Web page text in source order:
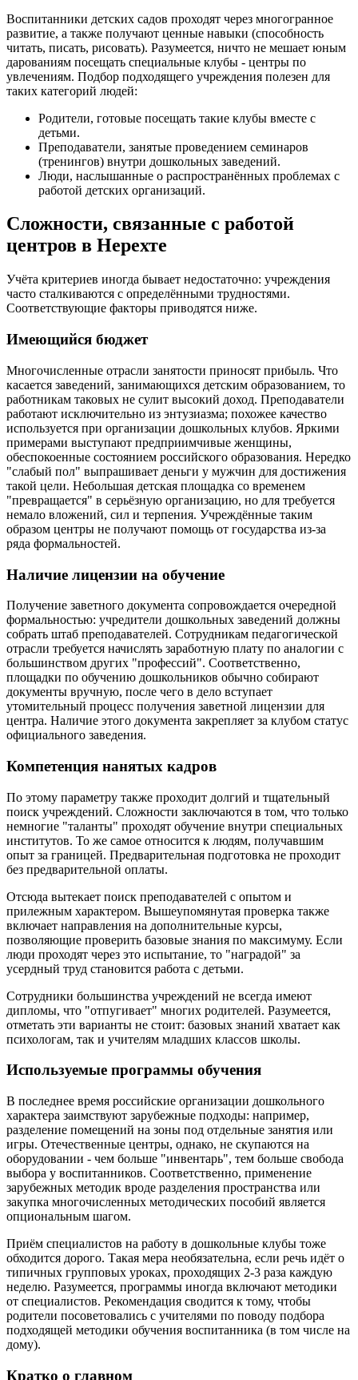
Воспитанники детских садов проходят через многогранное
развитие, а также получают ценные навыки (способность
читать, писать, рисовать). Разумеется, ничто не мешает юным
дарованиям посещать специальные клубы - центры по
увлечениям. Подбор подходящего учреждения полезен для
таких категорий людей:
Родители, готовые посещать такие клубы вместе с
детьми.
Преподаватели, занятые проведением семинаров
(тренингов) внутри дошкольных заведений.
Люди, наслышанные о распространённых проблемах с
работой детских организаций.
Сложности, связанные с работой
центров в Нерехте
Учёта критериев иногда бывает недостаточно: учреждения
часто сталкиваются с определёнными трудностями.
Соответствующие факторы приводятся ниже.
Имеющийся бюджет
Многочисленные отрасли занятости приносят прибыль. Что
касается заведений, занимающихся детским образованием, то
работникам таковых не сулит высокий доход. Преподаватели
работают исключительно из энтузиазма; похожее качество
используется при организации дошкольных клубов. Яркими
примерами выступают предприимчивые женщины,
обеспокоенные состоянием российского образования. Нередко
"слабый пол" выпрашивает деньги у мужчин для достижения
такой цели. Небольшая детская площадка со временем
"превращается" в серьёзную организацию, но для требуется
немало вложений, сил и терпения. Учреждённые таким
образом центры не получают помощь от государства из-за
ряда формальностей.
Наличие лицензии на обучение
Получение заветного документа сопровождается очередной
формальностью: учредители дошкольных заведений должны
собрать штаб преподавателей. Сотрудникам педагогической
отрасли требуется начислять заработную плату по аналогии с
большинством других "профессий". Соответственно,
площадки по обучению дошкольников обычно собирают
документы вручную, после чего в дело вступает
утомительный процесс получения заветной лицензии для
центра. Наличие этого документа закрепляет за клубом статус
официального заведения.
Компетенция нанятых кадров
По этому параметру также проходит долгий и тщательный
поиск учреждений. Сложности заключаются в том, что только
немногие "таланты" проходят обучение внутри специальных
институтов. То же самое относится к людям, получавшим
опыт за границей. Предварительная подготовка не проходит
без предварительной оплаты.
Отсюда вытекает поиск преподавателей с опытом и
прилежным характером. Вышеупомянутая проверка также
включает направления на дополнительные курсы,
позволяющие проверить базовые знания по максимуму. Если
люди проходят через это испытание, то "наградой" за
усердный труд становится работа с детьми.
Сотрудники большинства учреждений не всегда имеют
дипломы, что "отпугивает" многих родителей. Разумеется,
отметать эти варианты не стоит: базовых знаний хватает как
психологам, так и учителям младших классов школы.
Используемые программы обучения
В последнее время российские организации дошкольного
характера заимствуют зарубежные подходы: например,
разделение помещений на зоны под отдельные занятия или
игры. Отечественные центры, однако, не скупаются на
оборудовании - чем больше "инвентарь", тем больше свобода
выбора у воспитанников. Соответственно, применение
зарубежных методик вроде разделения пространства или
закупка многочисленных методических пособий является
опциональным шагом.
Приём специалистов на работу в дошкольные клубы тоже
обходится дорого. Такая мера необязательна, если речь идёт о
типичных групповых уроках, проходящих 2-3 раза каждую
неделю. Разумеется, программы иногда включают методики
от специалистов. Рекомендация сводится к тому, чтобы
родители посоветовались с учителями по поводу подбора
подходящей методики обучения воспитанника (в том числе на
дому).
Кратко о главном